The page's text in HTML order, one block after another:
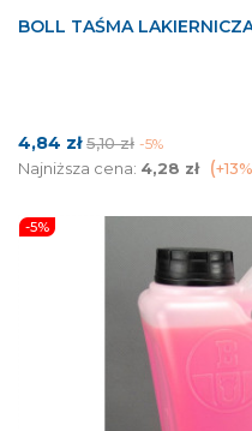
BOLL TAŚMA
Cena
4,84 zł Cena
podstawowa
5,10 zł -5%
Najniższa cena: 4,28 zł +13%
-5%